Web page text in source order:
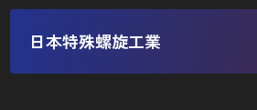
日本特殊螺旋工業